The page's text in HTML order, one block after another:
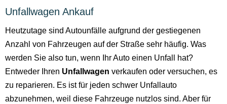
Unfallwagen Ankauf
Heutzutage sind Autounfälle aufgrund der gestiegenen
Anzahl von Fahrzeugen auf der Straße sehr häufig. Was
werden Sie also tun, wenn Ihr Auto einen Unfall hat?
Entweder Ihren Unfallwagen verkaufen oder versuchen, es
zu reparieren. Es ist für jeden schwer Unfallauto
abzunehmen, weil diese Fahrzeuge nutzlos sind. Aber für